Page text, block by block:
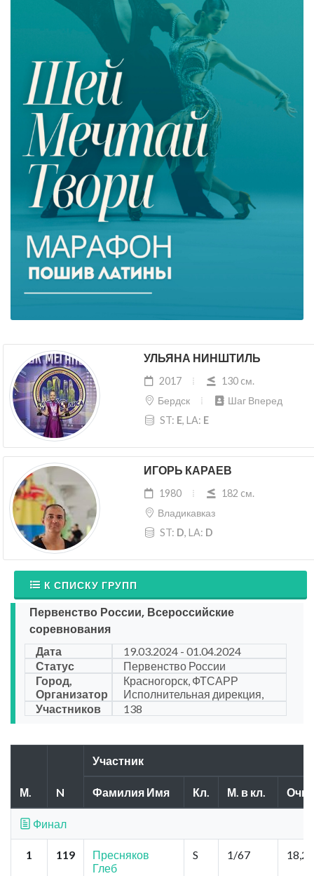
УЛЬЯНА НИНШТИЛЬ
2017
130 cм.
Бердск
Шаг Вперед
ST: E, LA: E
ИГОРЬ КАРАЕВ
1980
182 cм.
Владикавказ
ST: D, LA: D
К СПИСКУ ГРУПП
Первенство России, Всероссийские
соревнования
Дата
19.03.2024 - 01.04.2024
Статус
Первенство России
Город,
Организатор
Красногорск, ФТСАРР
Исполнительная дирекция,
Участников
138
М. N
Участник
Фамилия Имя Кл. М. в кл. Очки
Финал
1 119
Пресняков
Глеб
S 1/67 18,2